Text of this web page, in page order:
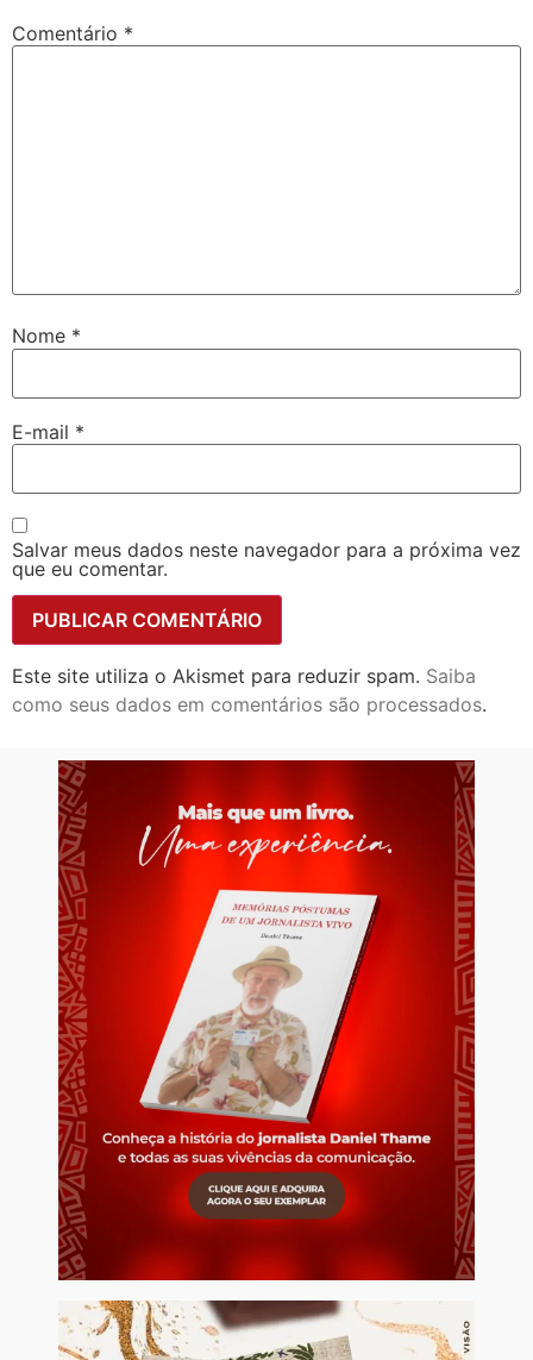
Comentário *
Nome *
E-mail *
Salvar meus dados neste navegador para a próxima vez
que eu comentar.
Este site utiliza o Akismet para reduzir spam. Saiba
como seus dados em comentários são processados.